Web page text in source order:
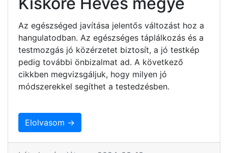
Az egészséged javítása jelentős változást hoz a
hangulatodban. Az egészséges táplálkozás és a
testmozgás jó közérzetet biztosít, a jó testkép
pedig további önbizalmat ad. A következő
cikkben megvizsgáljuk, hogy milyen jó
módszerekkel segíthet a testedzésben.
Elolvasom →